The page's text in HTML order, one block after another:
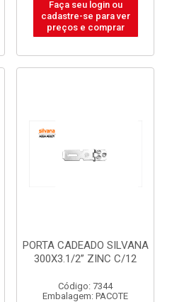
Faça seu login ou
cadastre-se para ver
preços e comprar
PORTA CADEADO SILVANA
300X3.1/2” ZINC C/12
Código: 7344
Embalagem: PACOTE